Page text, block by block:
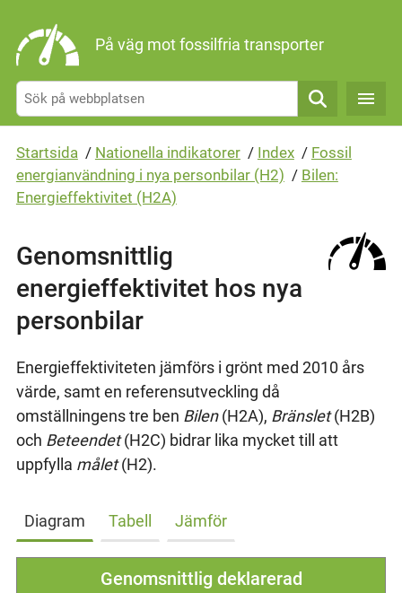
På väg mot fossilfria transporter
Sök
Startsida / Nationella indikatorer / Index / Fossil
energianvändning i nya personbilar (H2) / Bilen:
Energieffektivitet (H2A)
Genomsnittlig
energieffektivitet hos nya
personbilar
Energieffektiviteten jämförs i grönt med 2010 års
värde, samt en referensutveckling då
omställningens tre ben Bilen(H2A), Bränslet(H2B)
och Beteendet(H2C) bidrar lika mycket till att
uppfylla målet(H2).
Diagram Tabell Jämför
Genomsnittlig deklarerad